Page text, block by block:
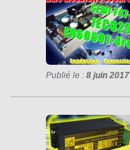
Publié le : 8 juin 2017